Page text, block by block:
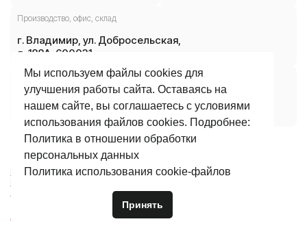
Производство, офис, склад
г. Владимир, ул. Добросельская,
д. 188А, 600031
Часы работы
ПН-ЧТ 08:30 — 17:30
ПТ 08:30 — 16:15
© 2026 АО «Владисарт». Все права защищены.
Политика в отношении обработки персональных данных
Согласие на обработку персональных данных
Пиксель Плюс
Мы используем файлы cookies для
улучшения работы сайта. Оставаясь на
нашем сайте, вы соглашаетесь с условиями
использования файлов cookies. Подробнее:
Политика в отношении обработки
персональных данных
Политика использования сookie-файлов
Принять